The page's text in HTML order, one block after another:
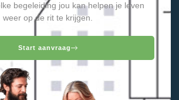
begeleiding jou kan helpen je leven
weer op de rit te krijgen.
Start aanvraag